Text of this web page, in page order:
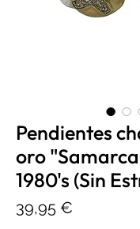
Pendientes
oro
1980's (Sin
39,95 €